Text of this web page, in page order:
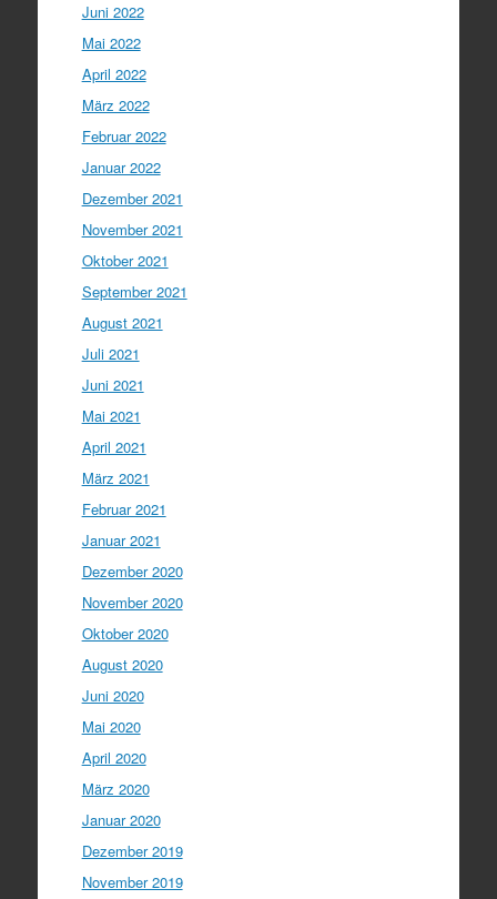
Juni 2022
Mai 2022
April 2022
März 2022
Februar 2022
Januar 2022
Dezember 2021
November 2021
Oktober 2021
September 2021
August 2021
Juli 2021
Juni 2021
Mai 2021
April 2021
März 2021
Februar 2021
Januar 2021
Dezember 2020
November 2020
Oktober 2020
August 2020
Juni 2020
Mai 2020
April 2020
März 2020
Januar 2020
Dezember 2019
November 2019